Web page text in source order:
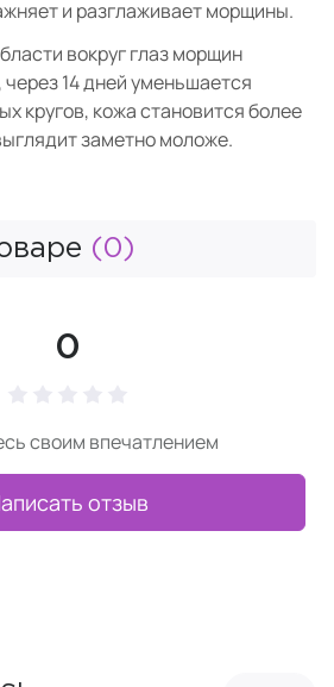
и разглаживает морщины.
вокруг глаз морщин
14 дней уменьшается
кругов, кожа становится более
заметно моложе.
(0)
0
своим впечатлением
отзыв